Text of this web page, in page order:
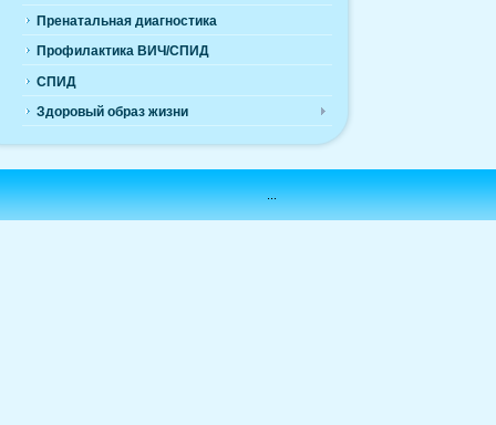
Пренатальная диагностика
Профилактика ВИЧ/СПИД
СПИД
Здоровый образ жизни
...